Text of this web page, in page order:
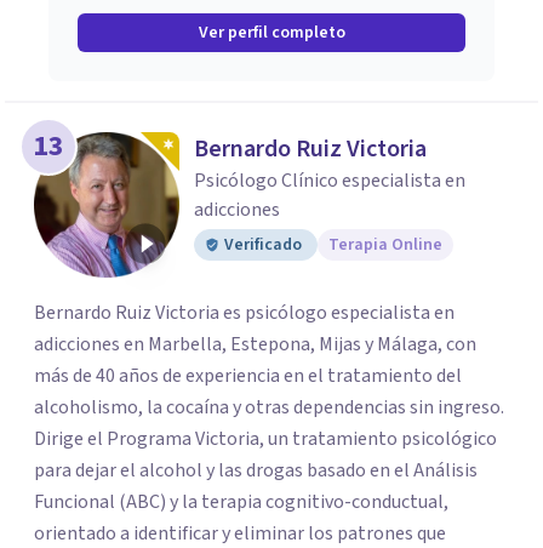
Ver perfil completo
13 Bernardo Ruiz Victoria
Psicólogo Clínico especialista en
adicciones
Verificado Terapia Online
Bernardo Ruiz Victoria es psicólogo especialista en
adicciones en Marbella, Estepona, Mijas y Málaga, con
más de 40 años de experiencia en el tratamiento del
alcoholismo, la cocaína y otras dependencias sin ingreso.
Dirige el Programa Victoria, un tratamiento psicológico
para dejar el alcohol y las drogas basado en el Análisis
Funcional (ABC) y la terapia cognitivo-conductual,
orientado a identificar y eliminar los patrones que